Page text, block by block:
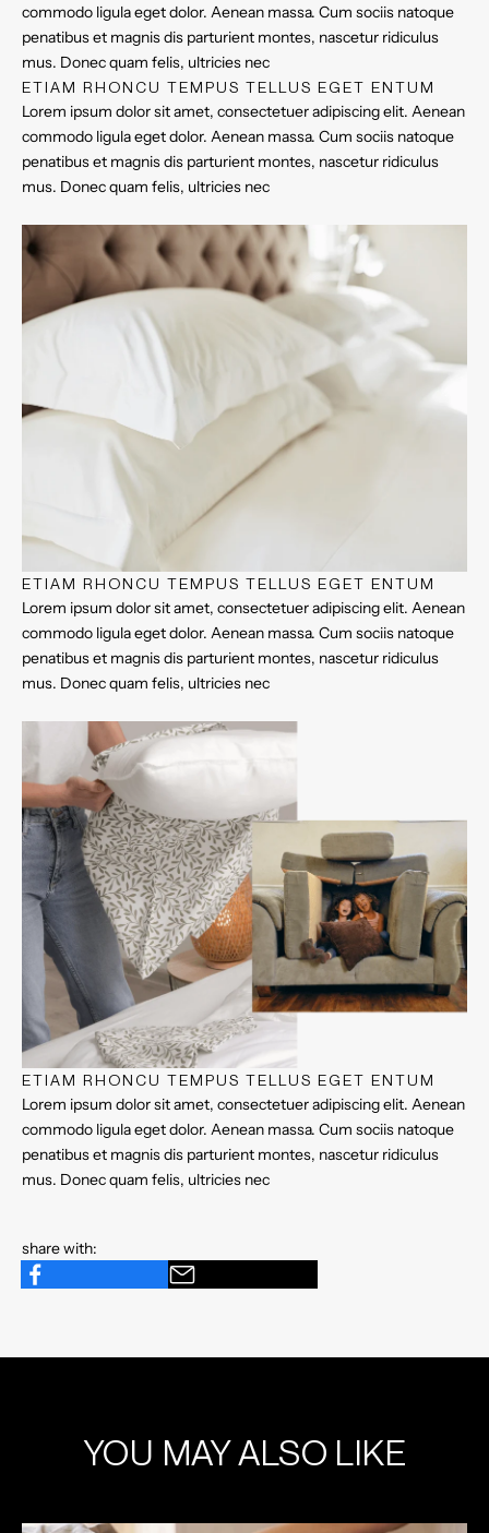
commodo ligula eget dolor. Aenean massa. Cum sociis natoque
penatibus et magnis dis parturient montes, nascetur ridiculus
mus. Donec quam felis, ultricies nec
ETIAM RHONCU TEMPUS TELLUS EGET ENTUM
Lorem ipsum dolor sit amet, consectetuer adipiscing elit. Aenean
commodo ligula eget dolor. Aenean massa. Cum sociis natoque
penatibus et magnis dis parturient montes, nascetur ridiculus
mus. Donec quam felis, ultricies nec
ETIAM RHONCU TEMPUS TELLUS EGET ENTUM
Lorem ipsum dolor sit amet, consectetuer adipiscing elit. Aenean
commodo ligula eget dolor. Aenean massa. Cum sociis natoque
penatibus et magnis dis parturient montes, nascetur ridiculus
mus. Donec quam felis, ultricies nec
ETIAM RHONCU TEMPUS TELLUS EGET ENTUM
Lorem ipsum dolor sit amet, consectetuer adipiscing elit. Aenean
commodo ligula eget dolor. Aenean massa. Cum sociis natoque
penatibus et magnis dis parturient montes, nascetur ridiculus
mus. Donec quam felis, ultricies nec
share with:
YOU MAY ALSO LIKE